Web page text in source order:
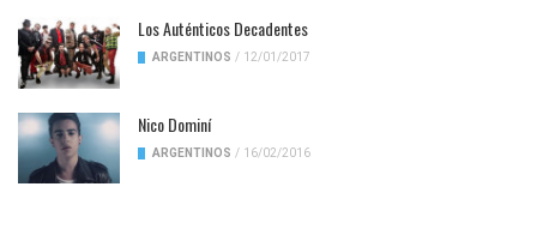
Los Auténticos Decadentes
ARGENTINOS / 12/01/2017
Nico Dominí
ARGENTINOS / 16/02/2016